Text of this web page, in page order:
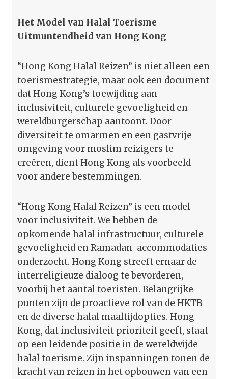
Het Model van Halal Toerisme
Uitmuntendheid van Hong Kong
“Hong Kong Halal Reizen” is niet alleen een
toerismestrategie, maar ook een document
dat Hong Kong’s toewijding aan
inclusiviteit, culturele gevoeligheid en
wereldburgerschap aantoont. Door
diversiteit te omarmen en een gastvrije
omgeving voor moslim reizigers te
creëren, dient Hong Kong als voorbeeld
voor andere bestemmingen.
“Hong Kong Halal Reizen” is een model
voor inclusiviteit. We hebben de
opkomende halal infrastructuur, culturele
gevoeligheid en Ramadan-accommodaties
onderzocht. Hong Kong streeft ernaar de
interreligieuze dialoog te bevorderen,
voorbij het aantal toeristen. Belangrijke
punten zijn de proactieve rol van de HKTB
en de diverse halal maaltijdopties. Hong
Kong, dat inclusiviteit prioriteit geeft, staat
op een leidende positie in de wereldwijde
halal toerisme. Zijn inspanningen tonen de
kracht van reizen in het opbouwen van een